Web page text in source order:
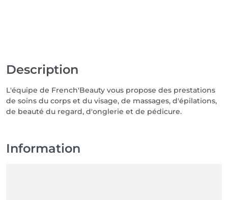
Description
L'équipe de French'Beauty vous propose des prestations
de soins du corps et du visage, de massages, d'épilations,
de beauté du regard, d'onglerie et de pédicure.
Information